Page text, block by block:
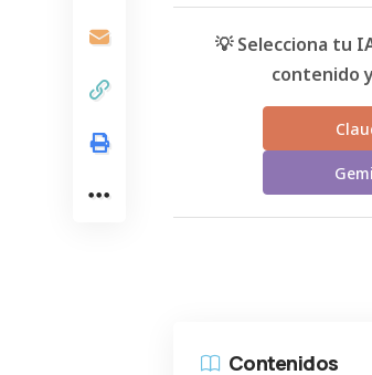
💡 Selecciona tu
contenido
Contenidos